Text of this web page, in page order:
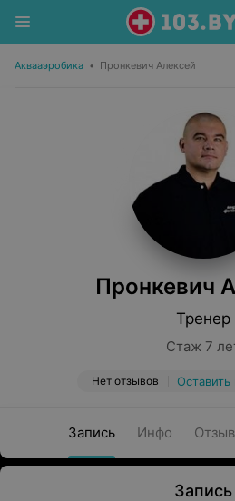
Аквааэробика • Пронкевич Алексей
Пронкевич
Тренер
Стаж 7
Нет отзывов
Запись Инфо
Запись